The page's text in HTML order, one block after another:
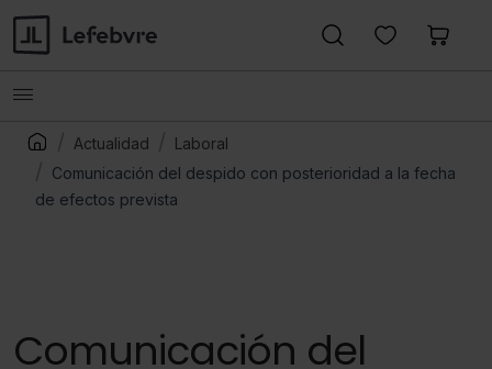
Actualidad
Laboral
Comunicación del despido con posterioridad a la fecha
de efectos prevista
Comunicación del